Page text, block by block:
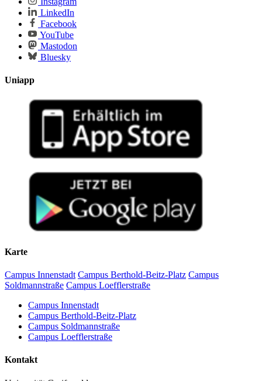
LinkedIn
Facebook
YouTube
Mastodon
Bluesky
Uniapp
Karte
Campus Innenstadt Campus Berthold-Beitz-Platz Campus
Soldmannstraße Campus Loefflerstraße
Campus Innenstadt
Campus Berthold-Beitz-Platz
Campus Soldmannstraße
Campus Loefflerstraße
Kontakt